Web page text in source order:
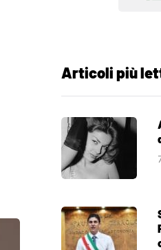
Articoli più